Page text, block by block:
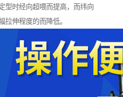
型时经向超喂而提高，而纬向
拉伸程度的而降低。